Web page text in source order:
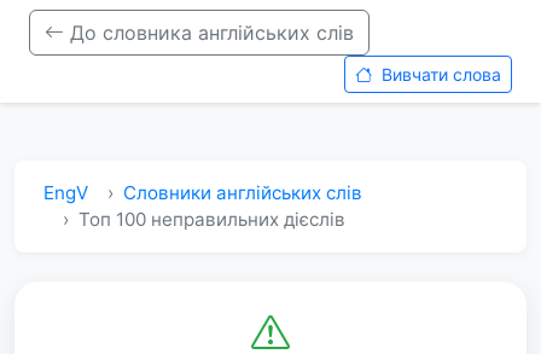
До словника англійських слів
Вивчати слова
EngV
Словники англійських слів
Топ 100 неправильних дієслів